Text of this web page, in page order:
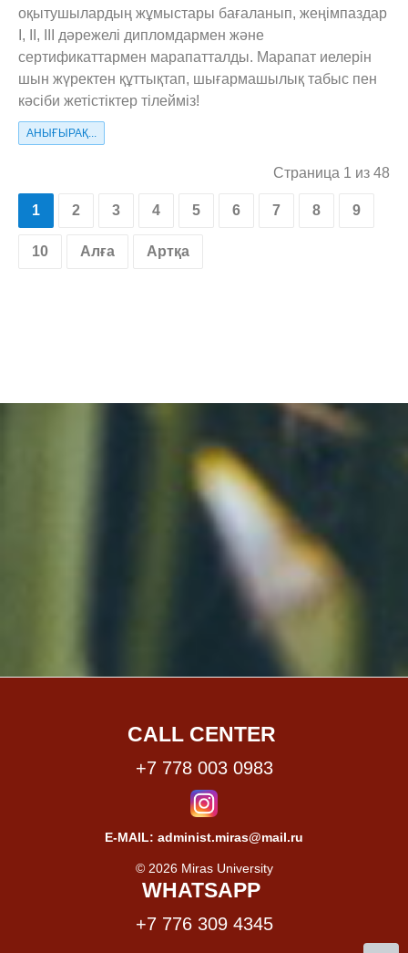
оқытушылардың жұмыстары бағаланып, жеңімпаздар
І, ІІ, ІІІ дәрежелі дипломдармен және
сертификаттармен марапатталды. Марапат иелерін
шын жүректен құттықтап, шығармашылық табыс пен
кәсіби жетістіктер тілейміз!
АНЫҒЫРАҚ...
Страница 1 из 48
1 2 3 4 5 6 7 8 9
10 Алға Артқа
CALL CENTER
+7 778 003 0983
E-MAIL: administ.miras@mail.ru
© 2026 Miras University
WHATSAPP
+7 776 309 4345